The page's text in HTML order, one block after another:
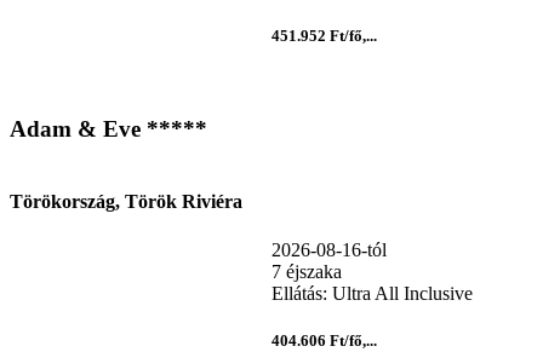
451.952 Ft/fő,...
Adam & Eve *****
Törökország, Török Riviéra
2026-08-16-tól
7 éjszaka
Ellátás: Ultra All Inclusive
404.606 Ft/fő,...